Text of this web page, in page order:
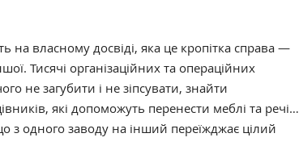
на власному досвіді, яка це кропітка справа —
Тисячі організаційних та операційних
не загубити і не зіпсувати, знайти
які допоможуть перенести меблі та речі…
з одного заводу на інший переїжджає цілий